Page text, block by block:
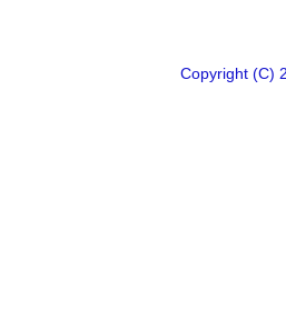
Copyright (C)